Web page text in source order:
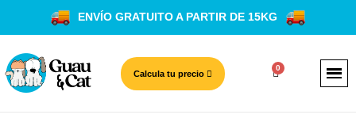
ENVÍO GRATUITO A PARTIR DE 15KG
Calcula tu precio